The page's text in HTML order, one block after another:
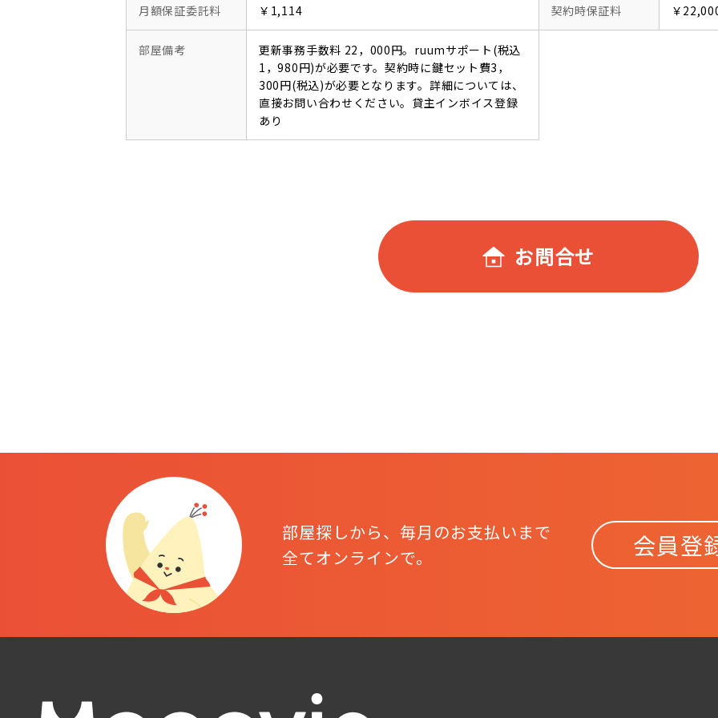
月額保証委託料 ￥1,114 契約時保証料 ￥
部屋備考
更新事務手数料 22，000円。ruumサポート(税込
1，980円)が必要です。契約時に鍵セット費3，
300円(税込)が必要となります。詳細については、
直接お問い合わせください。貸主インボイス登録
あり
お問合せ
部屋探しから、毎月のお支払いまで
全てオンラインで。
会員登